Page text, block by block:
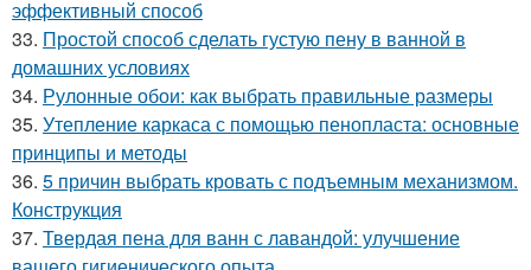
эффективный способ
33. Простой способ сделать густую пену в ванной в
домашних условиях
34. Рулонные обои: как выбрать правильные размеры
35. Утепление каркаса с помощью пенопласта: основные
принципы и методы
36. 5 причин выбрать кровать с подъемным механизмом.
Конструкция
37. Твердая пена для ванн с лавандой: улучшение